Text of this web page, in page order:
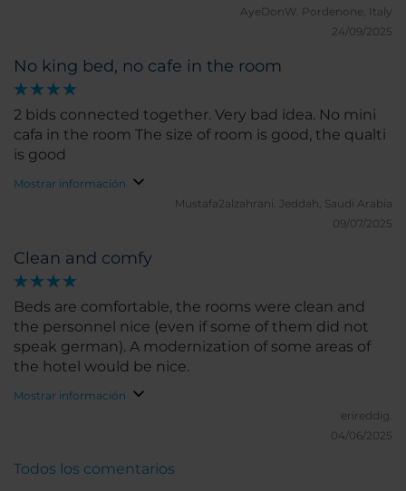
wonders of Germany. If I ever find myself in
Germany again, this hotel will be the first I check for
AyeDonW.
Pordenone, Italy
24/09/2025
No king bed, no cafe in the room
2 bids connected together. Very bad idea. No mini
cafa in the room The size of room is good, the qualti
is good
Mostrar información
Mustafa2alzahrani. Jeddah, Saudi Arabia
09/07/2025
Clean and comfy
Beds are comfortable, the rooms were clean and
the personnel nice (even if some of them did not
speak german). A modernization of some areas of
the hotel would be nice.
Mostrar información
erireddig.
04/06/2025
Todos los comentarios